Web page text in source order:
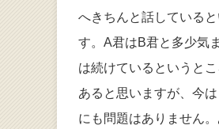
へきちんと話している
す。A君はB君と多少気
は続けているというと
あると思いますが、今
にも問題はありません